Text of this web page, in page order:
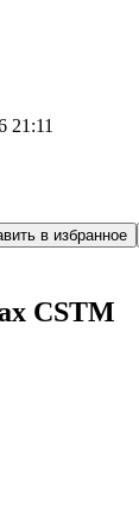
21:11
в избранное
CSTM